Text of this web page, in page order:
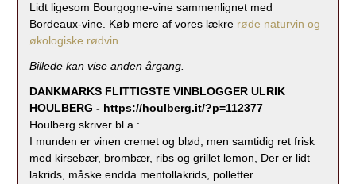
Lidt ligesom Bourgogne-vine sammenlignet med
Bordeaux-vine. Køb mere af vores lækre røde naturvin og
økologiske rødvin.
Billede kan vise anden årgang.
DANKMARKS FLITTIGSTE VINBLOGGER ULRIK
HOULBERG - https://houlberg.it/?p=112377
Houlberg skriver bl.a.:
I munden er vinen cremet og blød, men samtidig ret frisk
med kirsebær, brombær, ribs og grillet lemon, Der er lidt
lakrids, måske endda mentollakrids, polletter …